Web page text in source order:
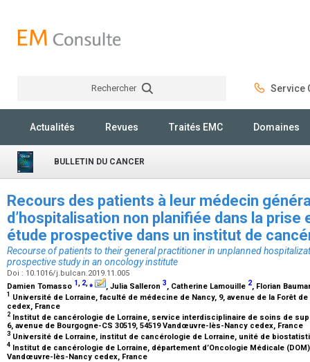
Rechercher Service
Actualités Revues Traités EMC Domaines
BULLETIN DU CANCER
Recours des patients à leur médecin
d’hospitalisation non planifiée dans la prise
étude prospective dans un institut de
Recourse of patients to their general practitioner in unplanned
prospective study in an oncology institute
Doi : 10.1016/j.bulcan.2019.11.005
Damien Tomasso 1, 2,⁎ , Julia Salleron 3, Catherine Lamouille 2, Florian
1 Université de Lorraine, faculté de médecine de Nancy, 9, avenue de la Forêt de
cedex, France
2 Institut de cancérologie de Lorraine, service interdisciplinaire de soins de
6, avenue de Bourgogne-CS 30519, 54519 Vandœuvre-lès-Nancy cedex, France
3 Université de Lorraine, institut de cancérologie de Lorraine, unité de
4 Institut de cancérologie de Lorraine, département d’Oncologie Médicale
Vandœuvre-lès-Nancy cedex, France